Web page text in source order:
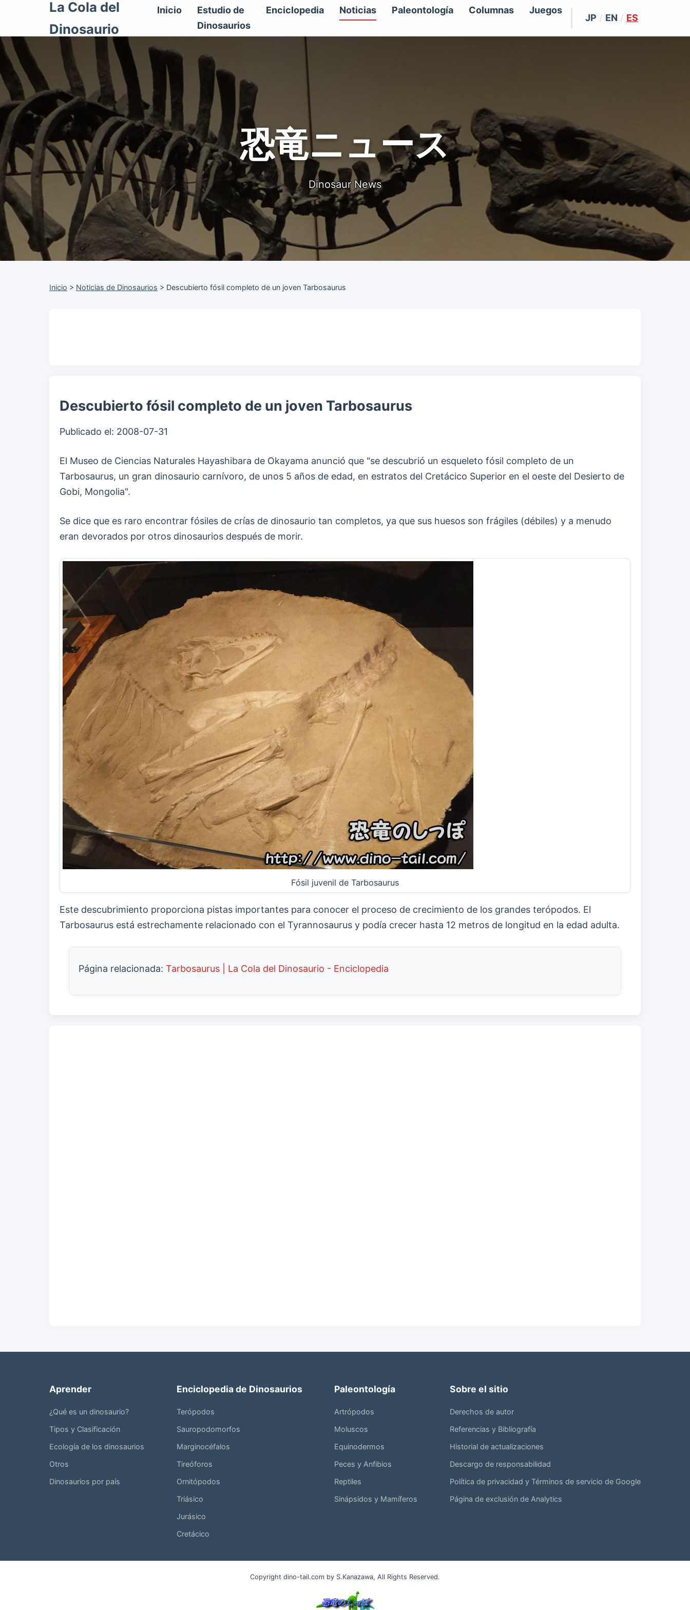
La Cola del
Dinosaurio
Inicio
Estudio de
Dinosaurios
Enciclopedia Noticias Paleontología Columnas Juegos
JP / EN / ES
恐竜ニュース
Dinosaur News
Inicio > Noticias de Dinosaurios > Descubierto fósil completo de un joven Tarbosaurus
Descubierto fósil completo de un joven Tarbosaurus
Publicado el: 2008-07-31
El Museo de Ciencias Naturales Hayashibara de Okayama anunció que "se descubrió un esqueleto fósil completo de un
Tarbosaurus, un gran dinosaurio carnívoro, de unos 5 años de edad, en estratos del Cretácico Superior en el oeste del Desierto de
Gobi, Mongolia".
Se dice que es raro encontrar fósiles de crías de dinosaurio tan completos, ya que sus huesos son frágiles (débiles) y a menudo
eran devorados por otros dinosaurios después de morir.
Fósil juvenil de Tarbosaurus
Este descubrimiento proporciona pistas importantes para conocer el proceso de crecimiento de los grandes terópodos. El
Tarbosaurus está estrechamente relacionado con el Tyrannosaurus y podía crecer hasta 12 metros de longitud en la edad adulta.
Página relacionada: Tarbosaurus | La Cola del Dinosaurio - Enciclopedia
Aprender
¿Qué es un dinosaurio?
Tipos y Clasificación
Ecología de los dinosaurios
Otros
Dinosaurios por país
Enciclopedia de Dinosaurios
Terópodos
Sauropodomorfos
Marginocéfalos
Tireóforos
Ornitópodos
Triásico
Jurásico
Cretácico
Paleontología
Artrópodos
Moluscos
Equinodermos
Peces y Anfibios
Reptiles
Sinápsidos y Mamíferos
Sobre el sitio
Derechos de autor
Referencias y Bibliografía
Historial de actualizaciones
Descargo de responsabilidad
Política de privacidad y Términos de servicio de Google
Página de exclusión de Analytics
Copyright dino-tail.com by S.Kanazawa, All Rights Reserved.